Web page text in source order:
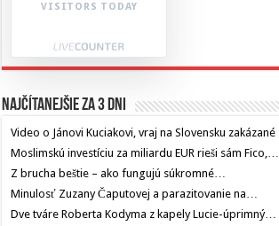
VISITORS TODAY
Najčítanejšie za 3 dni
Video o Jánovi Kuciakovi, vraj na Slovensku zakázané
Moslimskú investíciu za miliardu EUR rieši sám Fico,…
Z brucha beštie – ako fungujú súkromné…
Minulosť Zuzany Čaputovej a parazitovanie na…
Dve tváre Roberta Kodyma z kapely Lucie-úprimný…